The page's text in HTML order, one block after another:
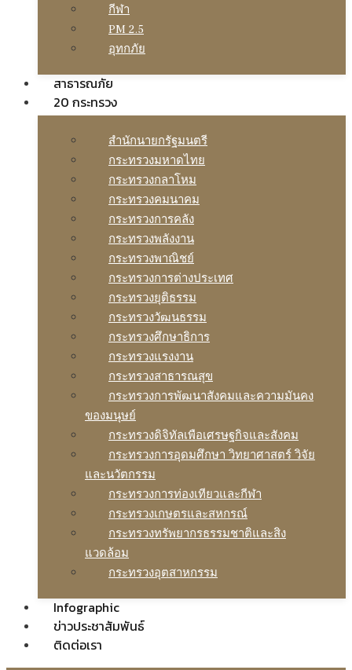
กีฬา
PM 2.5
อุทกภัย
สาธารณภัย
20 กระทรวง
สํานักนายกรัฐมนตรี
กระทรวงมหาดไทย
กระทรวงกลาโหม
กระทรวงคมนาคม
กระทรวงการคลัง
กระทรวงพลังงาน
กระทรวงพาณิชย์
กระทรวงการต่างประเทศ
กระทรวงยุติธรรม
กระทรวงวัฒนธรรม
กระทรวงศึกษาธิการ
กระทรวงแรงงาน
กระทรวงสาธารณสุข
กระทรวงการพัฒนาสังคมและความมันคง
ของมนุษย์
กระทรวงดิจิทัลเพือเศรษฐกิจและสังคม
กระทรวงการอุดมศึกษา วิทยาศาสตร์ วิจัย
และนวัตกรรม
กระทรวงการท่องเทียวและกีฬา
กระทรวงเกษตรและสหกรณ์
กระทรวงทรัพยากรธรรมชาติและสิง
แวดล้อม
กระทรวงอุตสาหกรรม
Infographic
ข่าวประชาสัมพันธ์
ติดต่อเรา